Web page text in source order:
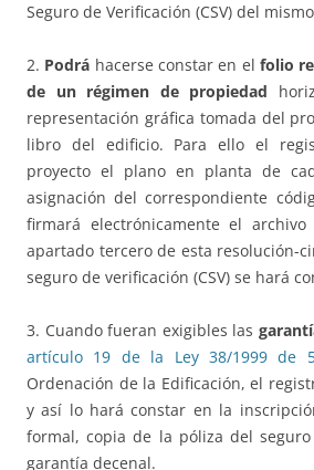
Seguro de Verificación (CSV) del
2. Podrá hacerse constar en el folio
de un régimen de propiedad
representación gráfica tomada del
libro del edificio. Para ello el
proyecto el plano en planta de
asignación del correspondiente
firmará electrónicamente el
apartado tercero de esta resolución-
seguro de verificación (CSV) se hará
3. Cuando fueran exigibles las
artículo 19 de la Ley 38/1999 de
Ordenación de la Edificación, el
y así lo hará constar en la
formal, copia de la póliza del seguro
garantía decenal.